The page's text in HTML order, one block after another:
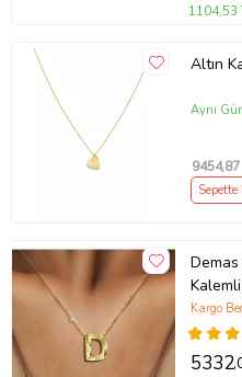
1104,53
Altın
Aynı
9454,87
Kargo
5332